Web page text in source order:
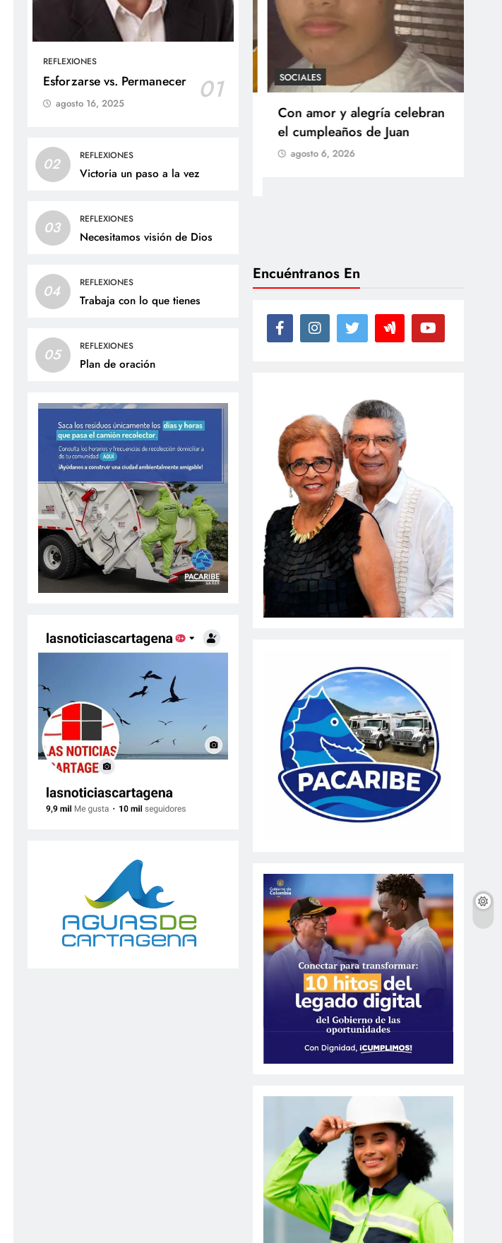
REFLEXIONES
Esforzarse vs. Permanecer 01
agosto 16, 2025
02 REFLEXIONES
Victoria un paso a la vez
03 REFLEXIONES
Necesitamos visión de Dios
04 REFLEXIONES
Trabaja con lo que tienes
05 REFLEXIONES
Plan de oración
SOCIALES
Jaime Andrés Bejarano Castillo
bautismo este domingo
agosto 6, 2026
SOCIALES
Con amor y alegría celebran
el cumpleaños de Juan
agosto 6, 2026
Encuéntranos En